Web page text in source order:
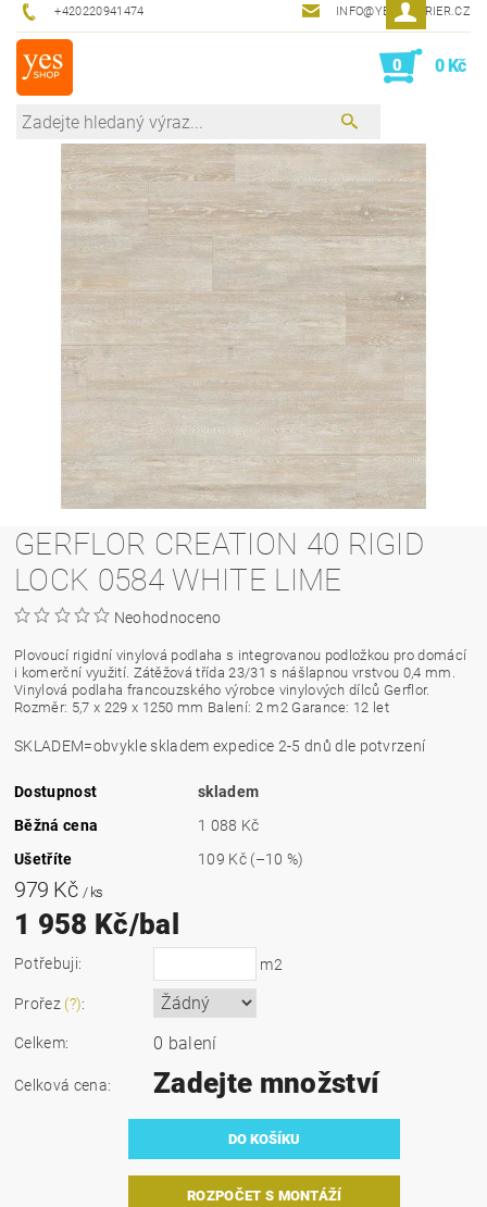
+420220941474 INFO@YESINTERIER.CZ
0 0 Kč
GERFLOR CREATION 40 RIGID
LOCK 0584 WHITE LIME
Neohodnoceno
Plovoucí rigidní vinylová podlaha s integrovanou podložkou pro domácí
i komerční využití. Zátěžová třída 23/31 s nášlapnou vrstvou 0,4 mm.
Vinylová podlaha francouzského výrobce vinylových dílců Gerflor.
Rozměr: 5,7 x 229 x 1250 mm Balení: 2 m2 Garance: 12 let
SKLADEM=obvykle skladem expedice 2-5 dnů dle potvrzení
Dostupnost
skladem
Běžná cena
1 088 Kč
Ušetříte
109 Kč (–10 %)
979 Kč / ks
1 958 Kč/bal
Potřebuji: m2
Prořez (?):
Celkem: 0 balení
Celková cena: Zadejte množství
ROZPOČET S MONTÁŽÍ